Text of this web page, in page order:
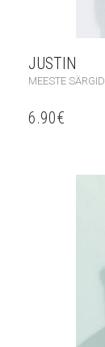
JUSTIN
MEESTE SÄRGID
6.90€